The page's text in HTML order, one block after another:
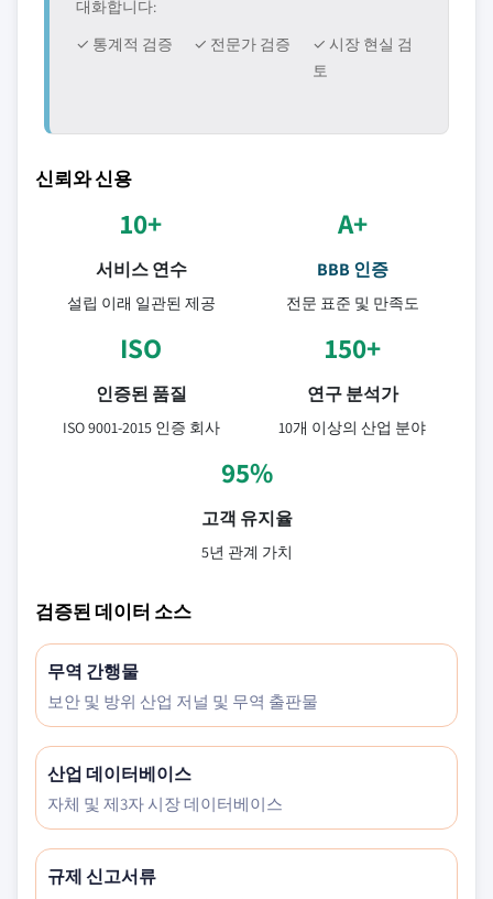
대화합니다:
✓ 통계적 검증
✓ 전문가 검증
✓ 시장 현실 검
토
신뢰와 신용
10+
서비스 연수
설립 이래 일관된 제공
A+
BBB 인증
전문 표준 및 만족도
ISO
인증된 품질
ISO 9001-2015 인증 회사
150+
연구 분석가
10개 이상의 산업 분야
95%
고객 유지율
5년 관계 가치
검증된 데이터 소스
무역 간행물
보안 및 방위 산업 저널 및 무역 출판물
산업 데이터베이스
자체 및 제3자 시장 데이터베이스
규제 신고서류